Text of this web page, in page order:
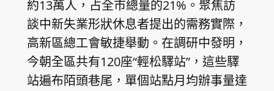
約13萬人，占全市總量的21%。聚焦訪
談中新失業形狀休息者提出的需務實際，
高新區總工會敏捷舉動。在調研中發明，
今朝全區共有120座“輕松驛站”，這些驛
站遍布陌頭巷尾，單個站點月均辦事量達